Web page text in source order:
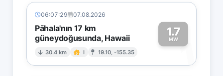
06:07:29 07.08.2026
Pāhala'nın 17 km
güneydoğusunda, Hawaii
30.4 km I 19.10, -155.35
1.7
MW1